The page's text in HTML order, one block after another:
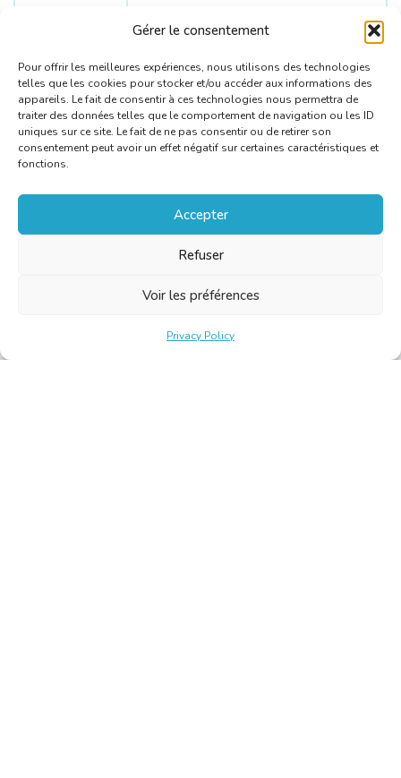
Gérer le consentement
Pour offrir les meilleures expériences, nous utilisons des technologies
telles que les cookies pour stocker et/ou accéder aux informations des
appareils. Le fait de consentir à ces technologies nous permettra de
traiter des données telles que le comportement de navigation ou les ID
uniques sur ce site. Le fait de ne pas consentir ou de retirer son
consentement peut avoir un effet négatif sur certaines caractéristiques et
fonctions.
Accepter
Refuser
Voir les préférences
Privacy Policy
German /English /